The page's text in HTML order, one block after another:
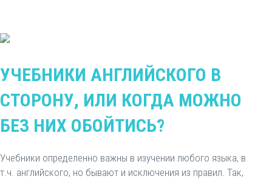
УЧЕБНИКИ АНГЛИЙСКОГО В
СТОРОНУ, ИЛИ КОГДА МОЖНО
БЕЗ НИХ ОБОЙТИСЬ?
Учебники определенно важны в изучении любого языка, в
т.ч. английского, но бывают и исключения из правил. Так,